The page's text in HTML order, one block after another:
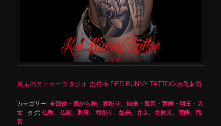
東京のタトゥースタジオ 吉祥寺 RED BUNNY TATTOO/赤兎刺青
カテゴリー:★部位・腕から胸 、和彫り 、如来・観音・菩薩・明王・天
女 | タグ:仏教 、仏画 、刺青 、和彫り 、如来 、弁天 、弁財天 、菩薩 、観
音